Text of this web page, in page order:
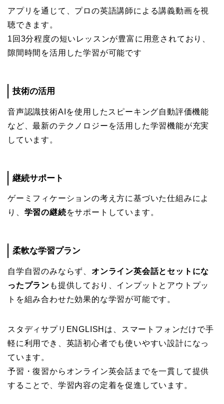
アプリを通じて、プロの英語講師による講義動画を視
聴できます。
1回3分程度の短いレッスンが豊富に用意されており、
隙間時間を活用した学習が可能です
技術の活用
音声認識技術AIを使用したスピーキング自動評価機能
など、最新のテクノロジーを活用した学習機能が充実
しています。
継続サポート
ゲーミフィケーションの考え方に基づいた仕組みによ
り、 学習の継続をサポートしています。
柔軟な学習プラン
自学自習のみならず、 オンライン英会話とセットにな
ったプラン も提供しており、インプットとアウトプッ
トを組み合わせた効果的な学習が可能です。
スタディサプリENGLISHは、スマートフォンだけで手
軽に利用でき、英語初心者でも使いやすい設計になっ
ています。
予習・復習からオンライン英会話までを一貫して提供
することで、学習内容の定着を促進しています。